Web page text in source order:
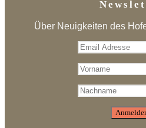
Über Neuigkeiten des